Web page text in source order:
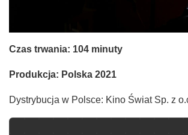
Czas trwania: 104 minuty
Produkcja: Polska 2021
Dystrybucja w Polsce: Kino Świat Sp. z